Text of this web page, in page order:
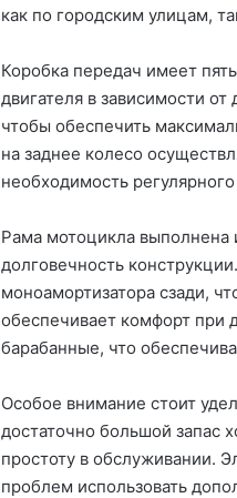
как по городским улицам,
Коробка передач имеет
двигателя в зависимости
чтобы обеспечить
на заднее колесо
необходимость
Рама мотоцикла выполнена
долговечность
моноамортизатора сзади,
обеспечивает комфорт при
барабанные, что
Особое внимание стоит
достаточно большой запас
простоту в обслуживании.
проблем использовать